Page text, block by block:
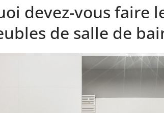
devez-vous faire
de salle de